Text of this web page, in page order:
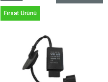
Ürün
Fırsat Ürünü